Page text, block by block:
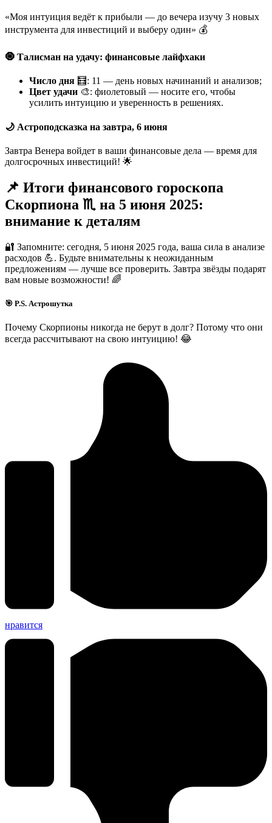
«Моя интуиция ведёт к прибыли — до вечера изучу 3 новых
инструмента для инвестиций и выберу один» 💰
🧿 Талисман на удачу: финансовые лайфхаки
Число дня 🧮: 11 — день новых начинаний и анализов;
Цвет удачи 🎨: фиолетовый — носите его, чтобы
усилить интуицию и уверенность в решениях.
🌙 Астроподсказка на завтра, 6 июня
Завтра Венера войдет в ваши финансовые дела — время для
долгосрочных инвестиций! 🌟
📌 Итоги финансового гороскопа
Скорпиона ♏ на 5 июня 2025:
внимание к деталям
🔐 Запомните: сегодня, 5 июня 2025 года, ваша сила в анализе
расходов 💪. Будьте внимательны к неожиданным
предложениям — лучше все проверить. Завтра звёзды подарят
вам новые возможности! 🌈
🎯 P.S. Астрошутка
Почему Скорпионы никогда не берут в долг? Потому что они
всегда рассчитывают на свою интуицию! 😂
нравится